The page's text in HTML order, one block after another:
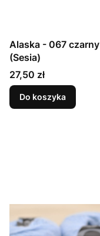
Alaska - 067 czarny
(Sesia)
Cena
27,50 zł
Do koszyka